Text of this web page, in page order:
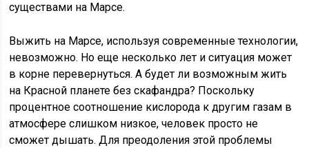
существами на Марсе.
Выжить на Марсе, используя современные технологии,
невозможно. Но еще несколько лет и ситуация может
в корне перевернуться. А будет ли возможным жить
на Красной планете без скафандра? Поскольку
процентное соотношение кислорода к другим газам в
атмосфере слишком низкое, человек просто не
сможет дышать. Для преодоления этой проблемы